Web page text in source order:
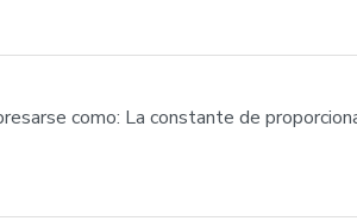
como: La constante de